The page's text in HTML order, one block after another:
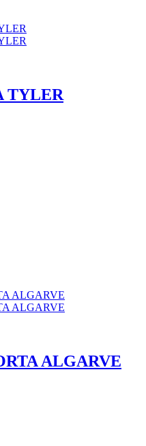
TYLER
ALGARVE